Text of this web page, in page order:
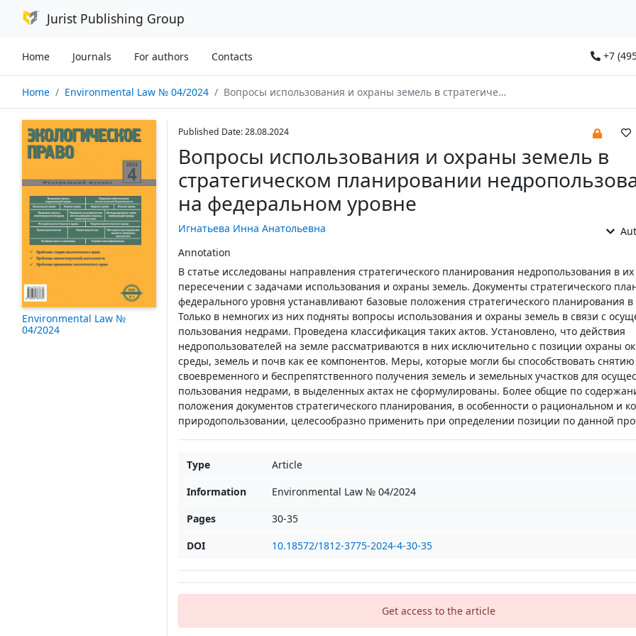
Jurist Publishing Group
Home Journals For authors Contacts +7
Home Environmental Law № 04/2024 Вопросы использования и охраны земель в стратегическом планировании недропользования на федеральном уровне
Environmental Law №
04/2024
Published Date: 28.08.2024
Вопросы использования и охраны земель в
стратегическом планировании
на федеральном уровне
Игнатьева Инна Анатольевна
Annotation
В статье исследованы направления стратегического планирования недропользования в их
пересечении с задачами использования и охраны земель. Документы стратегического
федерального уровня устанавливают базовые положения стратегического планирования в
Только в немногих из них подняты вопросы использования и охраны земель в связи с
пользования недрами. Проведена классификация таких актов. Установлено, что действия
недропользователей на земле рассматриваются в них исключительно с позиции охраны
среды, земель и почв как ее компонентов. Меры, которые могли бы способствовать
своевременного и беспрепятственного получения земель и земельных участков для
пользования недрами, в выделенных актах не сформулированы. Более общие по
положения документов стратегического планирования, в особенности о рациональном и
природопользовании, целесообразно применить при определении позиции по данной
Type
Article
Information
Environmental Law № 04/2024
Pages
30-35
DOI
10.18572/1812-3775-2024-4-30-35
Get access to the article